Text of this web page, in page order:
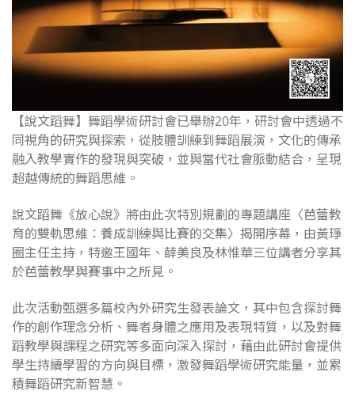
【說文蹈舞】舞蹈學術研討會已舉辦20年，研討會中透過不
同視角的研究與探索，從肢體訓練到舞蹈展演，文化的傳承
融入教學實作的發現與突破，並與當代社會脈動結合，呈現
超越傳統的舞蹈思維。
說文蹈舞《放心說》將由此次特別規劃的專題講座〈芭蕾教
育的雙軌思維：養成訓練與比賽的交集〉揭開序幕，由黃琤
圈主任主持，特邀王國年、薛美良及林惟華三位講者分享其
於芭蕾教學與賽事中之所見。
此次活動甄選多篇校內外研究生發表論文，其中包含探討舞
作的創作理念分析、舞者身體之應用及表現特質，以及對舞
蹈教學與課程之研究等多面向深入探討，藉由此研討會提供
學生持續學習的方向與目標，激發舞蹈學術研究能量，並累
積舞蹈研究新智慧。